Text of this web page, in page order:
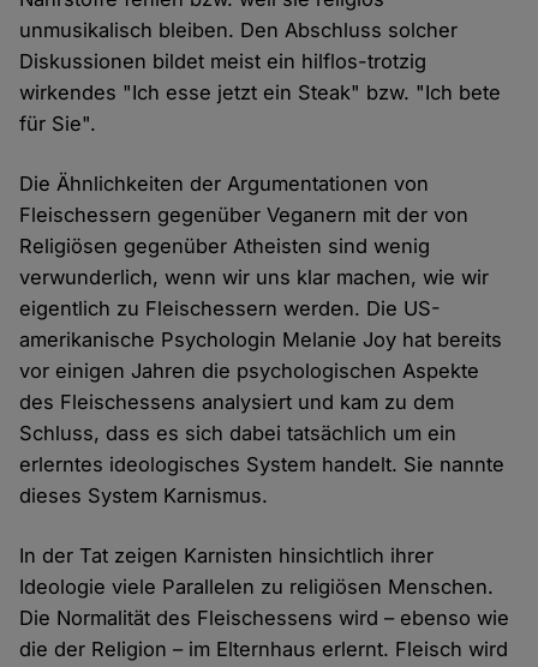
unmusikalisch bleiben. Den Abschluss solcher
Diskussionen bildet meist ein hilflos-trotzig
wirkendes "Ich esse jetzt ein Steak" bzw. "Ich bete
für Sie".
Die Ähnlichkeiten der Argumentationen von
Fleischessern gegenüber Veganern mit der von
Religiösen gegenüber Atheisten sind wenig
verwunderlich, wenn wir uns klar machen, wie wir
eigentlich zu Fleischessern werden. Die US-
amerikanische Psychologin Melanie Joy hat bereits
vor einigen Jahren die psychologischen Aspekte
des Fleischessens analysiert und kam zu dem
Schluss, dass es sich dabei tatsächlich um ein
erlerntes ideologisches System handelt. Sie nannte
dieses System Karnismus.
In der Tat zeigen Karnisten hinsichtlich ihrer
Ideologie viele Parallelen zu religiösen Menschen.
Die Normalität des Fleischessens wird – ebenso wie
die der Religion – im Elternhaus erlernt. Fleisch wird